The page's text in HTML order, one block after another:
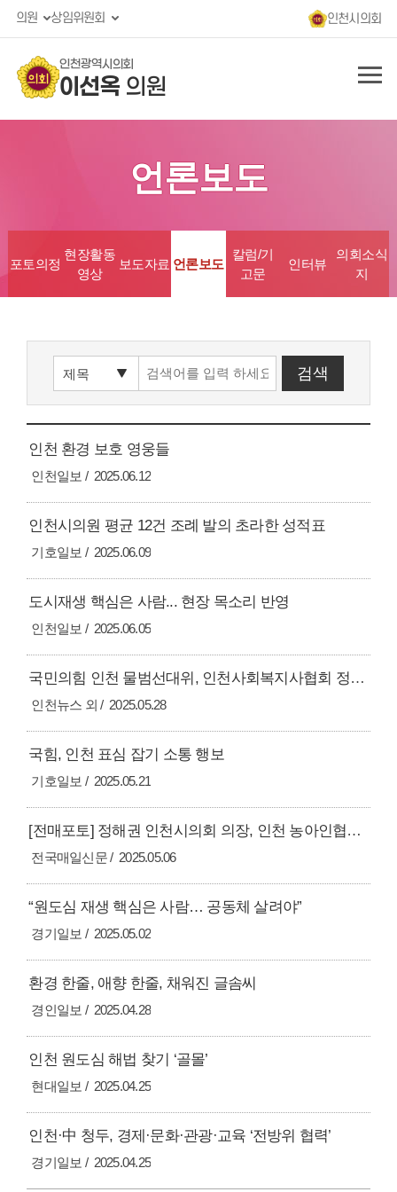
의원 상임위원회 인천시의회
인천광역시의회
이선옥 의원
언론보도
포토의정
현장활동
영상
보도자료 언론보도
칼럼/기
고문
인터뷰
의회소식
지
인천 환경 보호 영웅들
인천일보 2025.06.12
인천시의원 평균 12건 조례 발의 초라한 성적표
기호일보 2025.06.09
도시재생 핵심은 사람... 현장 목소리 반영
인천일보 2025.06.05
국민의힘 인천 물범선대위, 인천사회복지사협회 정책간담회 개최
인천뉴스 외 2025.05.28
국힘, 인천 표심 잡기 소통 행보
기호일보 2025.05.21
[전매포토] 정해권 인천시의회 의장, 인천 농아인협회 접견...현안 사항 논의
전국매일신문 2025.05.06
“원도심 재생 핵심은 사람… 공동체 살려야”
경기일보 2025.05.02
환경 한줄, 애향 한줄, 채워진 글솜씨
경인일보 2025.04.28
인천 원도심 해법 찾기 ‘골몰’
현대일보 2025.04.25
인천·中 청두, 경제·문화·관광·교육 ‘전방위 협력’
경기일보 2025.04.25